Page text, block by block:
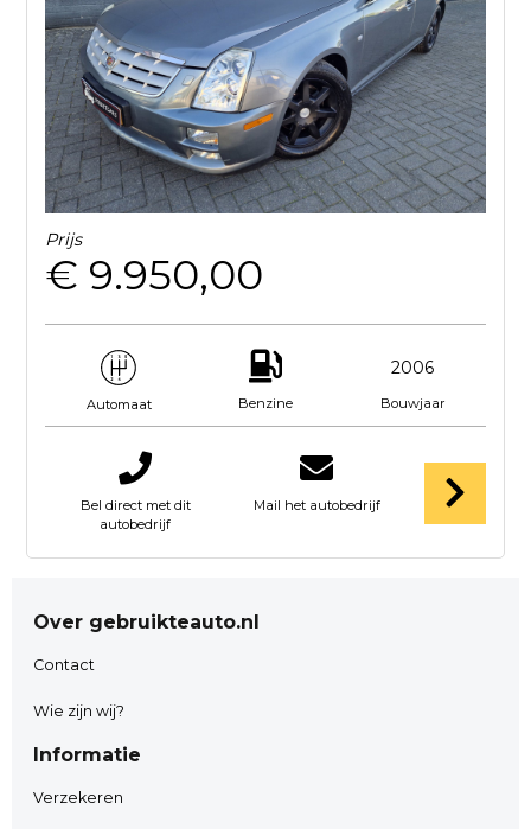
Prijs
€ 9.950,00
Automaat Benzine
2006
Bouwjaar
Bel direct met dit
autobedrijf
Mail het autobedrijf
Over gebruikteauto.nl
Contact
Wie zijn wij?
Informatie
Verzekeren